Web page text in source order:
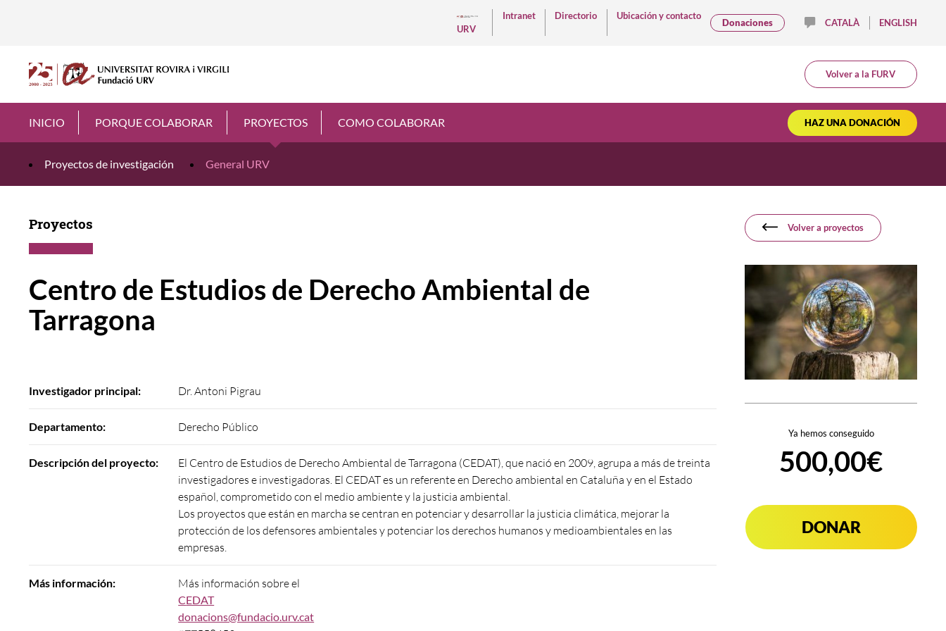
URV
Intranet Directorio Ubicación y contacto
Donaciones CATALÀ ENGLISH
Volver a la FURV
INICIO PORQUE COLABORAR PROYECTOS COMO COLABORAR HAZ UNA DONACIÓN
Proyectos de investigación General URV
Proyectos
Centro de Estudios de Derecho Ambiental de
Tarragona
Investigador principal: Dr. Antoni Pigrau
Departamento: Derecho Público
Descripción del proyecto:
El Centro de Estudios de Derecho Ambiental de Tarragona (CEDAT), que nació en 2009, agrupa a más de treinta
investigadores e investigadoras. El CEDAT es un referente en Derecho ambiental en Cataluña y en el Estado
español, comprometido con el medio ambiente y la justicia ambiental.
Los proyectos que están en marcha se centran en potenciar y desarrollar la justicia climática, mejorar la
protección de los defensores ambientales y potenciar los derechos humanos y medioambientales en las
empresas.
Más información: Más información sobre el
CEDAT
donacions@fundacio.urv.cat
Volver a proyectos
Ya hemos conseguido
500,00€
DONAR